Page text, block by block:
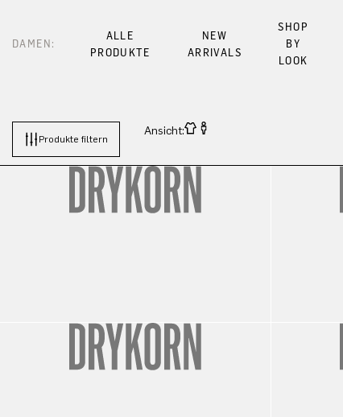
DAMEN:
ALLE
PRODUKTE
NEW
ARRIVALS
SHOP
BY
LOOK
Produkte filtern
Ansicht: